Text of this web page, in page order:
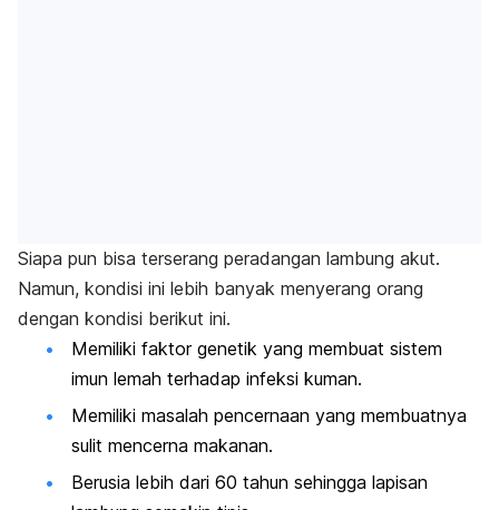
Siapa pun bisa terserang peradangan lambung akut.
Namun, kondisi ini lebih banyak menyerang orang
dengan kondisi berikut ini.
Memiliki faktor genetik yang membuat sistem
imun lemah terhadap infeksi kuman.
Memiliki masalah pencernaan yang membuatnya
sulit mencerna makanan.
Berusia lebih dari 60 tahun sehingga lapisan